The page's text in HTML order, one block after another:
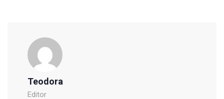
Teodora
Editor